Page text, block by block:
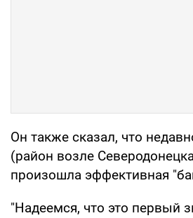
Он также сказал, что
(район возле
произошла эффективная
"Надеемся, что это первый